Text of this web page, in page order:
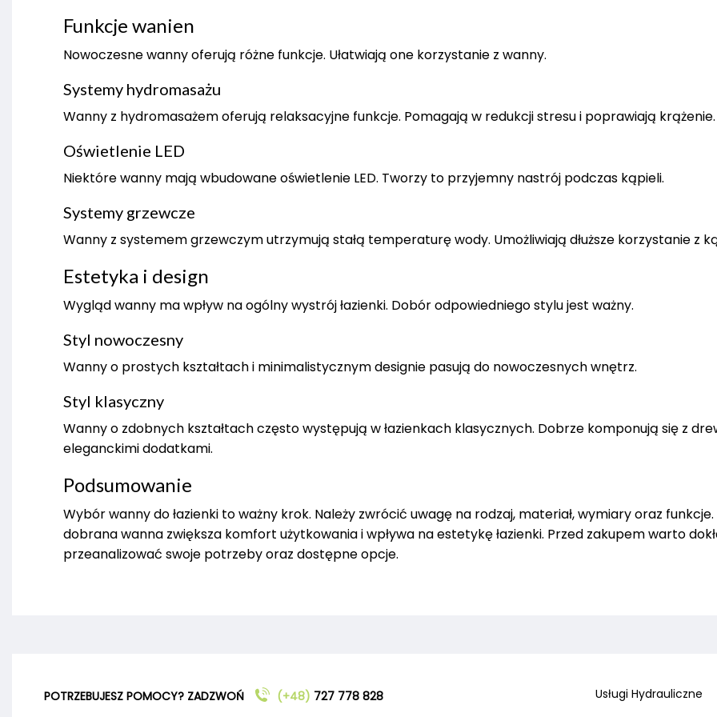
Funkcje wanien
Nowoczesne wanny oferują różne funkcje. Ułatwiają one korzystanie z wanny.
Systemy hydromasażu
Wanny z hydromasażem oferują relaksacyjne funkcje. Pomagają w redukcji stresu i poprawiają krążenie.
Oświetlenie LED
Niektóre wanny mają wbudowane oświetlenie LED. Tworzy to przyjemny nastrój podczas kąpieli.
Systemy grzewcze
Wanny z systemem grzewczym utrzymują stałą temperaturę wody. Umożliwiają dłuższe korzystanie z
Estetyka i design
Wygląd wanny ma wpływ na ogólny wystrój łazienki. Dobór odpowiedniego stylu jest ważny.
Styl nowoczesny
Wanny o prostych kształtach i minimalistycznym designie pasują do nowoczesnych wnętrz.
Styl klasyczny
Wanny o zdobnych kształtach często występują w łazienkach klasycznych. Dobrze komponują się z
eleganckimi dodatkami.
Podsumowanie
Wybór wanny do łazienki to ważny krok. Należy zwrócić uwagę na rodzaj, materiał, wymiary oraz
dobrana wanna zwiększa komfort użytkowania i wpływa na estetykę łazienki. Przed zakupem warto
przeanalizować swoje potrzeby oraz dostępne opcje.
POTRZEBUJESZ POMOCY? ZADZWOŃ (+48) 727 778 828 Usługi Hydrauliczne